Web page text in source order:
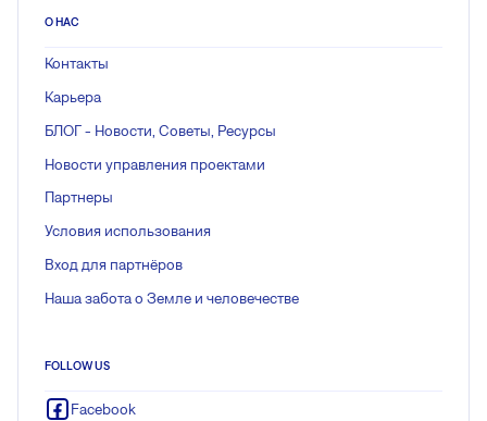
О НАС
Контакты
Карьера
БЛОГ - Новости, Советы, Ресурсы
Новости управления проектами
Партнеры
Условия использования
Вход для партнёров
Наша забота о Земле и человечестве
FOLLOW US
Facebook